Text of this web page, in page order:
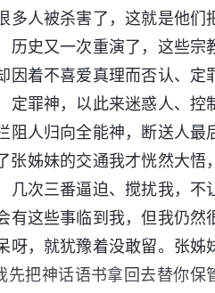
多人被杀害了，这就是他们
历史又一次重演了，这些宗
因着不喜爱真理而否认、定
定罪神，以此来迷惑人、控
阻人归向全能神，断送人最
姊妹的交通我才恍然大悟，
几次三番逼迫、搅扰我，不
有这些事临到我，但我仍然
呀，就犹豫着没敢留。张姊
先把神话语书拿回去替你保